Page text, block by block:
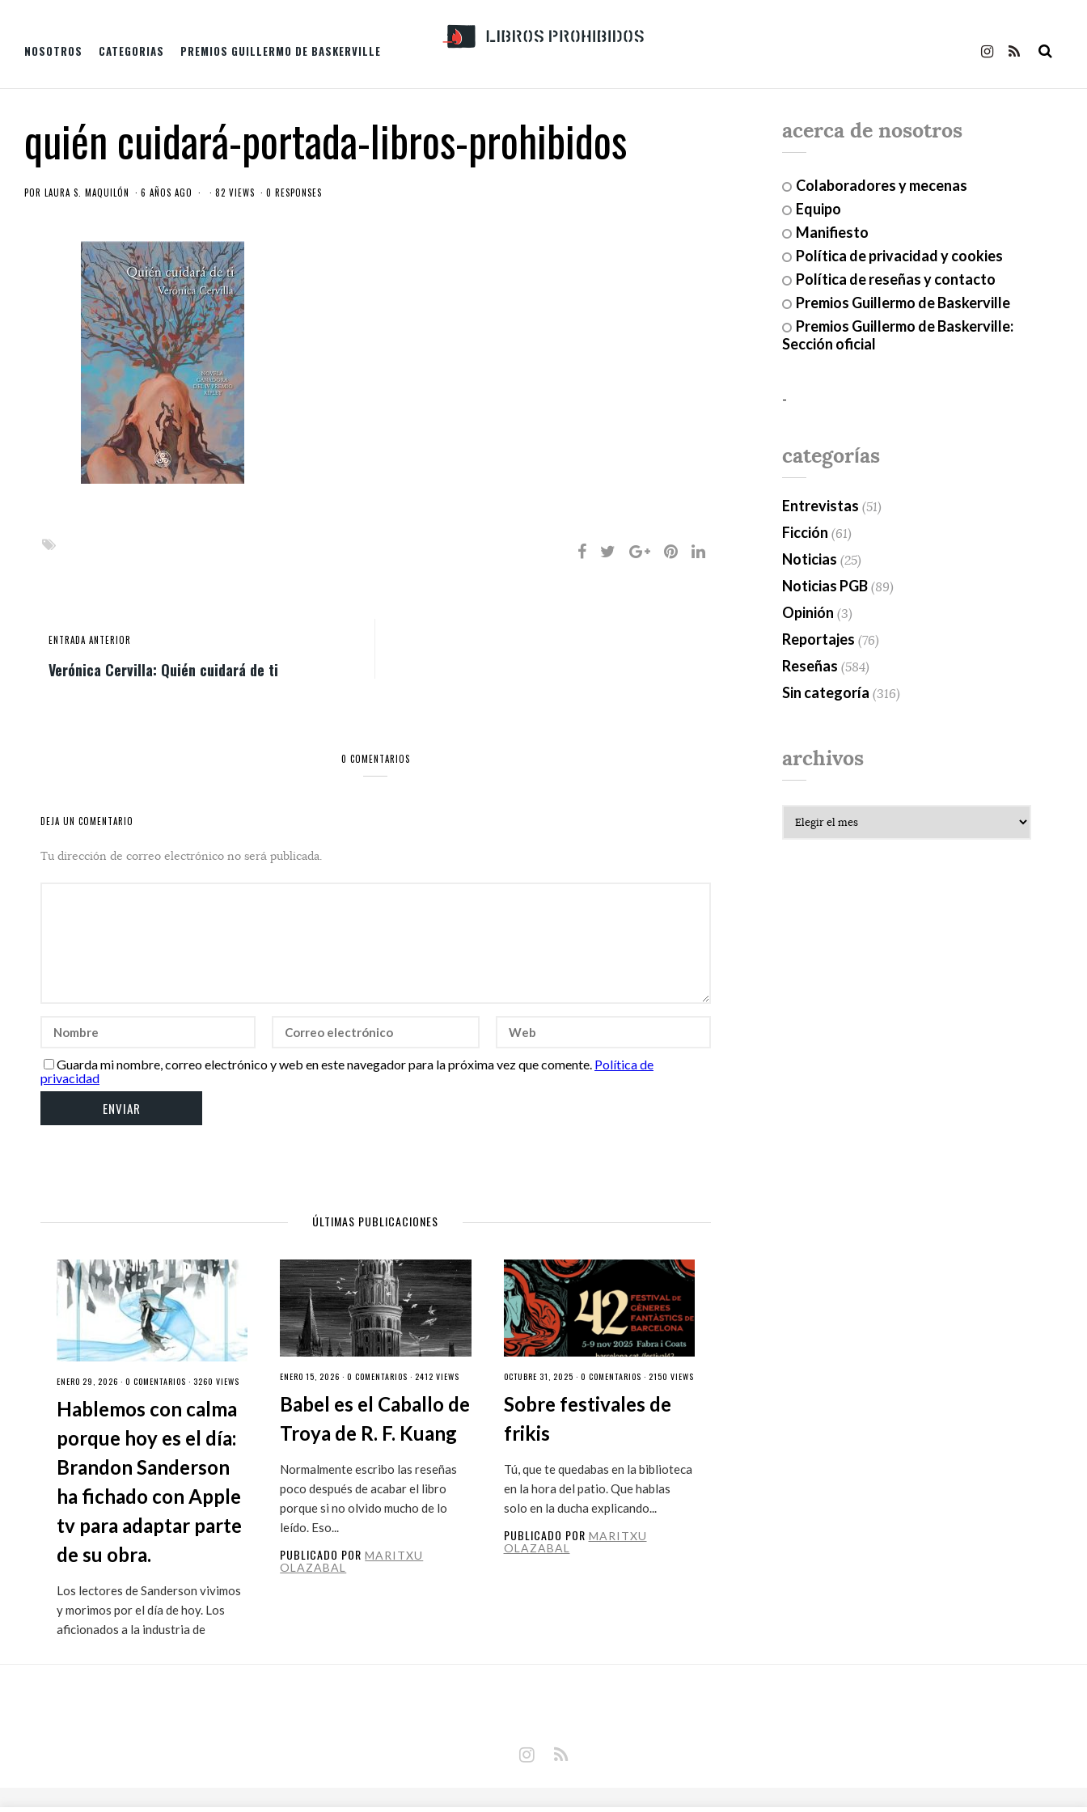
NOSOTROS CATEGORIAS PREMIOS GUILLERMO DE BASKERVILLE
quién cuidará-portada-libros-prohibidos
POR LAURA S. MAQUILÓN 6 AÑOS AGO 82 VIEWS 0 RESPONSES
ENTRADA ANTERIOR
Verónica Cervilla: Quién cuidará de ti
0 COMENTARIOS
DEJA UN COMENTARIO
Tu dirección de correo electrónico no será publicada.
Guarda mi nombre, correo electrónico y web en este navegador para la próxima vez que comente. Política de
privacidad
ÚLTIMAS PUBLICACIONES
ENERO 29, 2026 · 0 COMENTARIOS · 3260 VIEWS
Hablemos con calma
porque hoy es el día:
Brandon Sanderson
ha fichado con Apple
tv para adaptar parte
de su obra.
Los lectores de Sanderson vivimos
y morimos por el día de hoy. Los
aficionados a la industria de
ENERO 15, 2026 ·0 COMENTARIOS · 2412 VIEWS
Babel es el Caballo de
Troya de R. F. Kuang
Normalmente escribo las reseñas
poco después de acabar el libro
porque si no olvido mucho de lo
leído. Eso...
PUBLICADO PORMARITXU
OLAZABAL
OCTUBRE 31, 2025 · 0 COMENTARIOS · 2150 VIEWS
Sobre festivales de
frikis
Tú, que te quedabas en la biblioteca
en la hora del patio. Que hablas
solo en la ducha explicando...
PUBLICADO POR MARITXU
OLAZABAL
acerca de nosotros
Colaboradores y mecenas
Equipo
Manifiesto
Política de privacidad y cookies
Política de reseñas y contacto
Premios Guillermo de Baskerville
Premios Guillermo de Baskerville:
Sección oficial
-
categorías
Entrevistas (51)
Ficción (61)
Noticias (25)
Noticias PGB (89)
Opinión (3)
Reportajes (76)
Reseñas (584)
Sin categoría (316)
archivos